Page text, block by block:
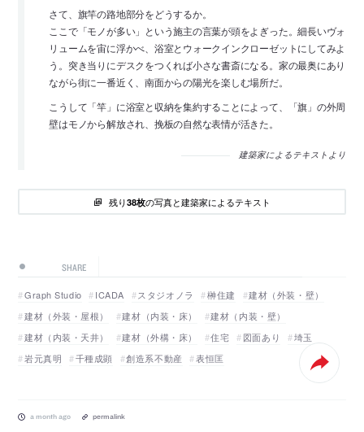
さて、旗竿の路地部分をどうするか。
ここで「モノが多い」という施主の言葉が頭をよぎった。細長いヴォ
リュームを宙に浮かべ、浴室とウォークインクローゼットにしてみよ
う。突き当りにデスクをつくれば小さな書斎になる。家の最奥にあり
ながら街に一番近く、南面からの陽光を楽しむ場所だ。
こうして「竿」に浴室と収納を集約することによって、「旗」の外周
壁はモノから解放され、挽板の自然な表情が活きた。
建築家によるテキストより
残り38枚の写真と建築家によるテキスト
SHARE
Graph Studio ICADA スタジオノラ 榊住建
建材（外装・壁）
建材（外装・屋根）
建材（内装・床）
建材（内装・壁）
建材（内装・天井）
建材（外構・床） 住宅 図面あり
埼玉
岩元真明
千種成顕 創造系不動産 表恒匡
a month ago permalink